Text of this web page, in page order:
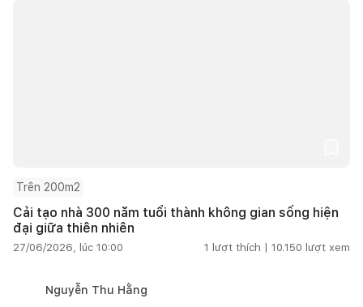
Trên 200m2
Cải tạo nhà 300 năm tuổi thành không gian sống hiện
đại giữa thiên nhiên
27/06/2026, lúc 10:00 1 lượt thích | 10.150 lượt xem
Nguyễn Thu Hằng